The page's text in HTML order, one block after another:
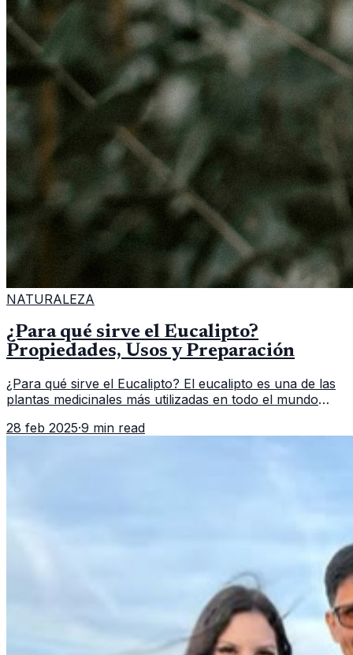
NATURALEZA
¿Para qué sirve el Eucalipto?
Propiedades, Usos y Preparación
¿Para qué sirve el Eucalipto? El eucalipto es una de las
plantas medicinales más utilizadas en todo el mundo
antimicrobianas y expector
28 feb 2025·9 min read